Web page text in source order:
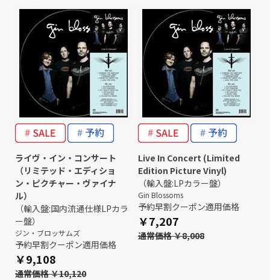
ライヴ・イン・コンサート
（リミテッド・エディショ
ン・ピクチャー・ヴァイナ
ル）
（輸入盤:国内流通仕様LPカラ
ー盤）
ジン・ブロッサムズ
予約早割クーポン適用価格
￥9,108
通常価格 ￥10,120
Live In Concert (Limited
Edition Picture Vinyl)
（輸入盤:LPカラー盤）
Gin Blossoms
予約早割クーポン適用価格
￥7,207
通常価格 ￥8,008